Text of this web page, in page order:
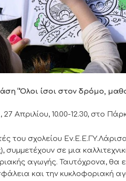
“Όλοι ίσοι στον δρόμο,
27 Απριλίου, 10.00-12.30, στο
του σχολείου
συμμετέχουν σε μια
αγωγής. Ταυτόχρονα, θα
και την κυκλοφοριακή